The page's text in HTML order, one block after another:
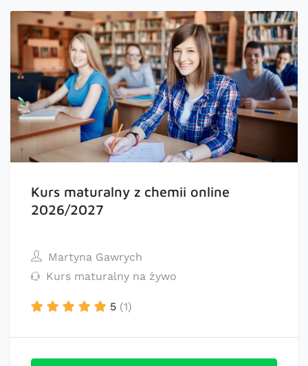
Kurs maturalny z chemii online
2026/2027
Martyna Gawrych
Kurs maturalny na żywo
5 (1)